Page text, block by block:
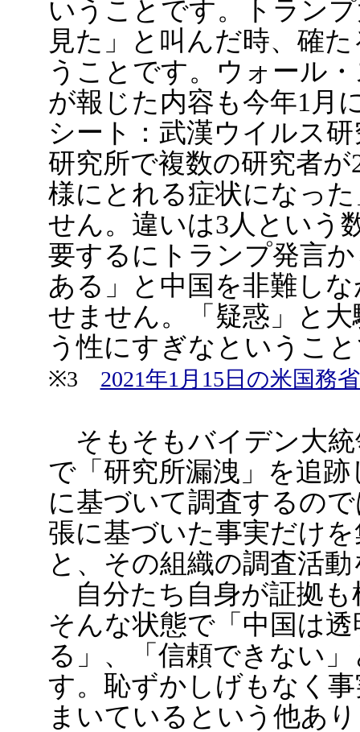
いうことです。トラン
見た」と叫んだ時、確
うことです。ウォール
が報じた内容も今年1月
シート：武漢ウイルス
研究所で複数の研究者
様にとれる症状になっ
せん。違いは3人という
要するにトランプ発言
ある」と中国を非難し
せません。「疑惑」と
う性にすぎなというこ
※3 2021年1月15日の米国務省
そもそもバイデン大統
で「研究所漏洩」を追
に基づいて調査するの
張に基づいた事実だけ
と、その組織の調査活
自分たち自身が証拠も
そんな状態で「中国は
る」、「信頼できない
す。恥ずかしげもなく
まいているという他あ